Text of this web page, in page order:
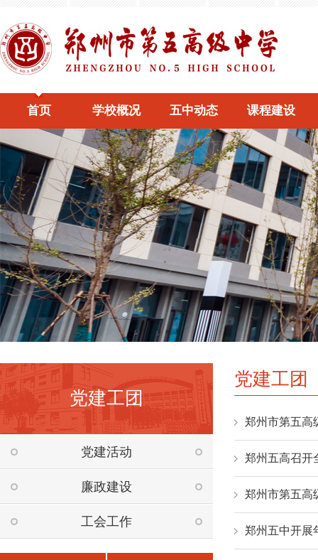
首页 学校概况 五中动态 课程建设
党建工团
郑州市第五高
郑州五高召开
郑州市第五高
郑州五中开展
党建工团
党建活动
廉政建设
工会工作